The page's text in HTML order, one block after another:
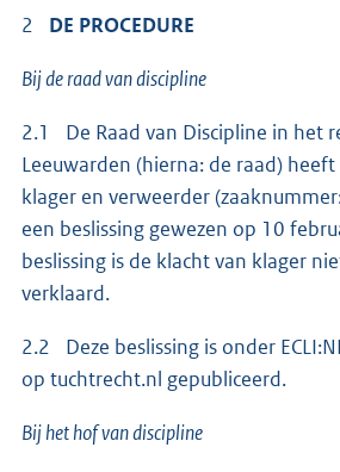
2 DE PROCEDURE
Bij de raad van discipline
2.1 De Raad van Discipline in het
Leeuwarden (hierna: de raad) heeft
klager en verweerder
een beslissing gewezen op 10
beslissing is de klacht van klager
verklaard.
2.2 Deze beslissing is onder
op tuchtrecht.nl gepubliceerd.
Bij het hof van discipline